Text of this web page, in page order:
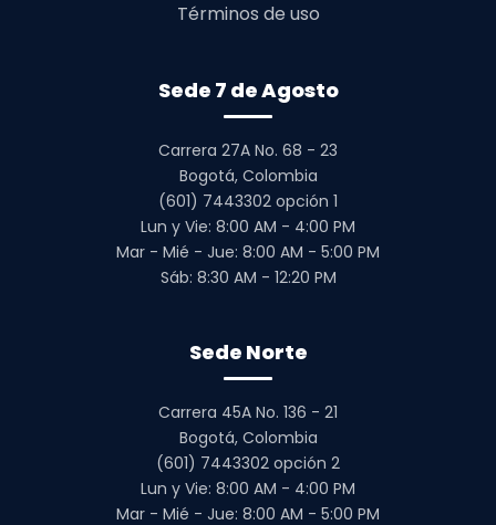
Términos de uso
Sede 7 de Agosto
Carrera 27A No. 68 - 23
Bogotá, Colombia
(601) 7443302 opción 1
Lun y Vie: 8:00 AM - 4:00 PM
Mar - Mié - Jue: 8:00 AM - 5:00 PM
Sáb: 8:30 AM - 12:20 PM
Sede Norte
Carrera 45A No. 136 - 21
Bogotá, Colombia
(601) 7443302 opción 2
Lun y Vie: 8:00 AM - 4:00 PM
Mar - Mié - Jue: 8:00 AM - 5:00 PM